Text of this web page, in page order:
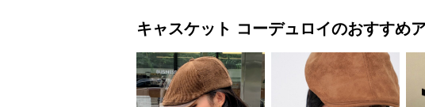
キャスケット コーデュロイのおすすめ